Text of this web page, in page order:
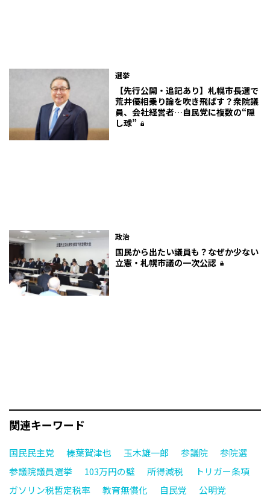
選挙
【先行公開・追記あり】札幌市長選で
荒井優相乗り論を吹き飛ばす？衆院議
員、会社経営者…自民党に複数の“隠
し球”
政治
国民から出たい議員も？なぜか少ない
立憲・札幌市議の一次公認
関連キーワード
国民民主党 榛葉賀津也 玉木雄一郎 参議院
参院選
参議院議員選挙
103万円の壁 所得減税
トリガー条項
ガソリン税暫定税率
教育無償化 自民党
公明党